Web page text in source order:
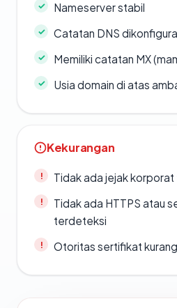
Nameserver stabil
Catatan DNS
Memiliki catatan MX
Usia domain di atas
Kekurangan
Tidak ada jejak
Tidak ada HTTPS atau
terdeteksi
Otoritas sertifikat